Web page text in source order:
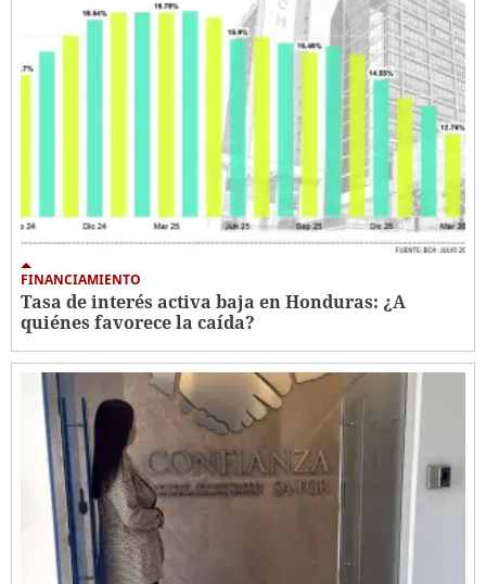
FINANCIAMIENTO
Tasa de interés activa baja en Honduras: ¿A
quiénes favorece la caída?